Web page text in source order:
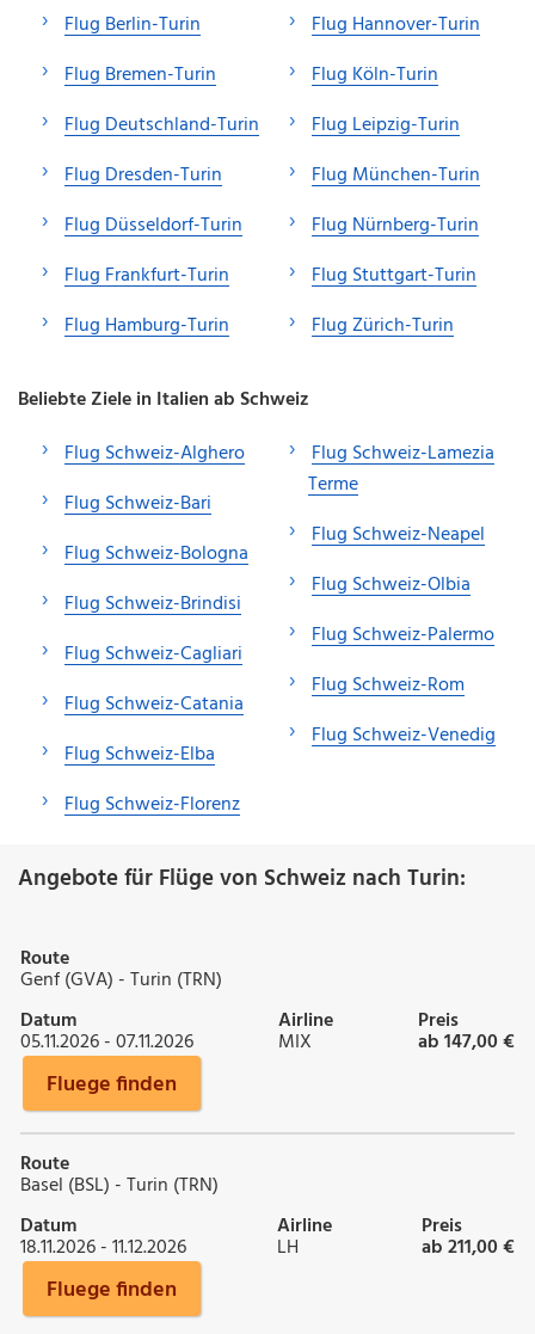
Flug Berlin-Turin
Flug Bremen-Turin
Flug Deutschland-Turin
Flug Dresden-Turin
Flug Düsseldorf-Turin
Flug Frankfurt-Turin
Flug Hamburg-Turin
Flug Hannover-Turin
Flug Köln-Turin
Flug Leipzig-Turin
Flug München-Turin
Flug Nürnberg-Turin
Flug Stuttgart-Turin
Flug Zürich-Turin
Beliebte Ziele in Italien ab Schweiz
Flug Schweiz-Alghero
Flug Schweiz-Bari
Flug Schweiz-Bologna
Flug Schweiz-Brindisi
Flug Schweiz-Cagliari
Flug Schweiz-Catania
Flug Schweiz-Elba
Flug Schweiz-Florenz
Flug Schweiz-Lamezia
Terme
Flug Schweiz-Neapel
Flug Schweiz-Olbia
Flug Schweiz-Palermo
Flug Schweiz-Rom
Flug Schweiz-Venedig
Angebote für Flüge von Schweiz nach Turin:
Route
Genf (GVA) - Turin (TRN)
Datum
05.11.2026 - 07.11.2026
Airline
MIX
Preis
ab 147,00 €
Fluege finden
Route
Basel (BSL) - Turin (TRN)
Datum
18.11.2026 - 11.12.2026
Airline
LH
Preis
ab 211,00 €
Fluege finden